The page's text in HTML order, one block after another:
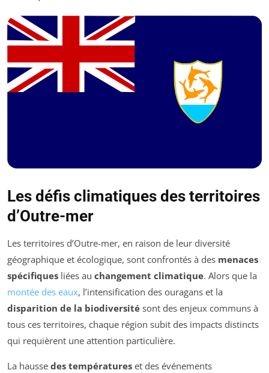
Les défis climatiques des territoires
d’Outre-mer
Les territoires d’Outre-mer, en raison de leur diversité
géographique et écologique, sont confrontés à des menaces
spécifiques liées au changement climatique. Alors que la
montée des eaux, l’intensification des ouragans et la
disparition de la biodiversité sont des enjeux communs à
tous ces territoires, chaque région subit des impacts distincts
qui requièrent une attention particulière.
La hausse des températures et des événements